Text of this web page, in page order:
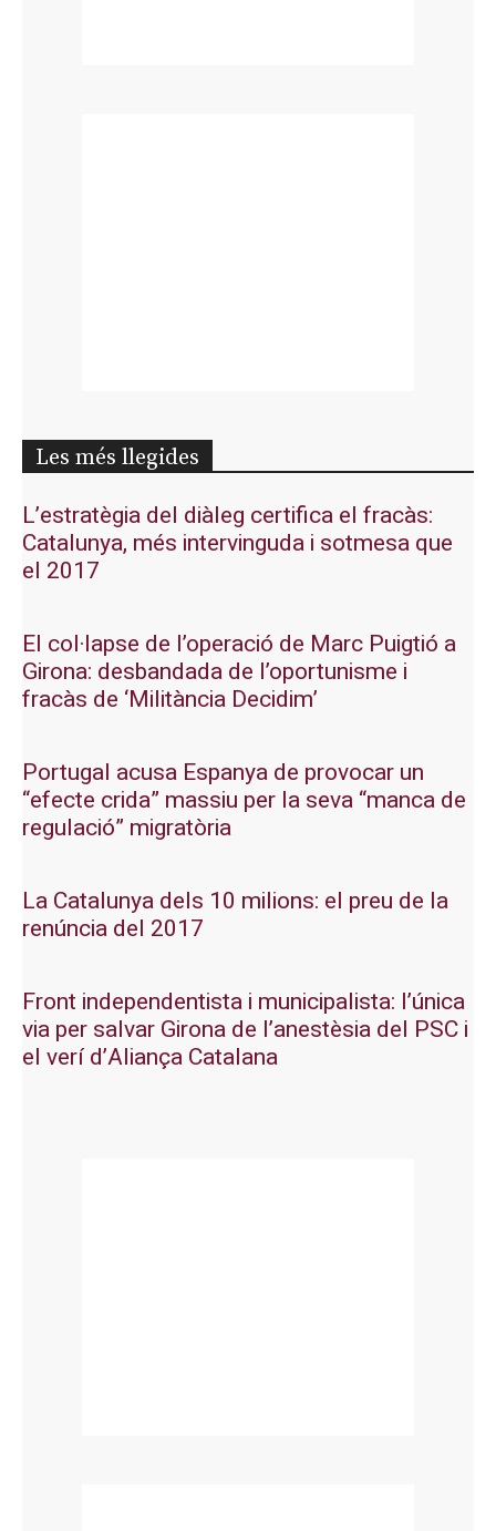
Les més llegides
L’estratègia del diàleg certifica el fracàs:
Catalunya, més intervinguda i sotmesa que
el 2017
El col·lapse de l’operació de Marc Puigtió a
Girona: desbandada de l’oportunisme i
fracàs de ‘Militància Decidim’
Portugal acusa Espanya de provocar un
“efecte crida” massiu per la seva “manca de
regulació” migratòria
La Catalunya dels 10 milions: el preu de la
renúncia del 2017
Front independentista i municipalista: l’única
via per salvar Girona de l’anestèsia del PSC i
el verí d’Aliança Catalana